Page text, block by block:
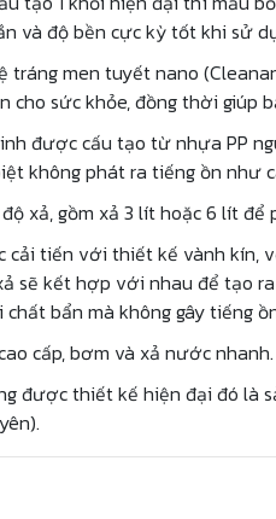
và độ bền cực kỳ tốt khi sử
tráng men tuyết nano
cho sức khỏe, đồng thời giúp
được cấu tạo từ nhựa PP
không phát ra tiếng ồn như
xả, gồm xả 3 lít hoặc 6 lít
cải tiến với thiết kế vành kín,
sẽ kết hợp với nhau để tạo
bẩn mà không gây tiếng
cấp, bơm và xả nước nhanh.
được thiết kế hiện đại đó là